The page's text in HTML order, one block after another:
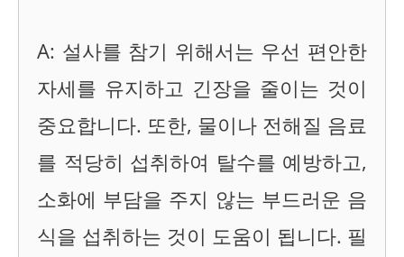
A: 설사를 참기 위해서는 우선 편안한
자세를 유지하고 긴장을 줄이는 것이
중요합니다. 또한, 물이나 전해질 음료
를 적당히 섭취하여 탈수를 예방하고,
소화에 부담을 주지 않는 부드러운 음
식을 섭취하는 것이 도움이 됩니다. 필